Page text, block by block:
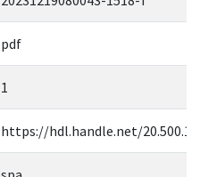
pdf
1
https://hdl.handle.net/